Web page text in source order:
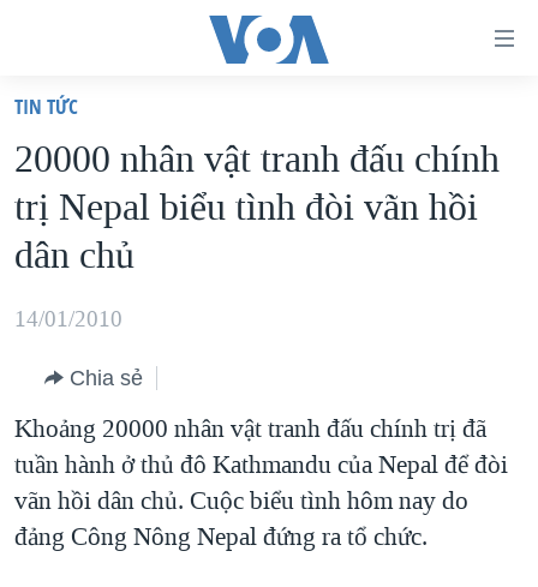
truy
cập
Tới
nội
chính
hướng
chính
Đi
tới
VIỆT NAM
HOA KỲ
BIỂN ĐÔNG
THẾ GIỚI
DIỄN ĐÀN
MỤC
TỰ DO BÁO CHÍ
CHUYÊN ĐỀ
CHIẾN TRANH THƯƠNG MẠI CỦA MỸ: QUÁ KHỨ VÀ HIỆN
TẠI
HỌC TIẾNG ANH
TIN TỨC
20000 nhân vật tranh đấu chính
trị Nepal biểu tình đòi vãn hồi
dân chủ
14/01/2010
Chia sẻ
Khoảng 20000 nhân vật tranh đấu chính trị đã
tuần hành ở thủ đô Kathmandu của Nepal để đòi
vãn hồi dân chủ. Cuộc biểu tình hôm nay do
đảng Công Nông Nepal đứng ra tổ chức.